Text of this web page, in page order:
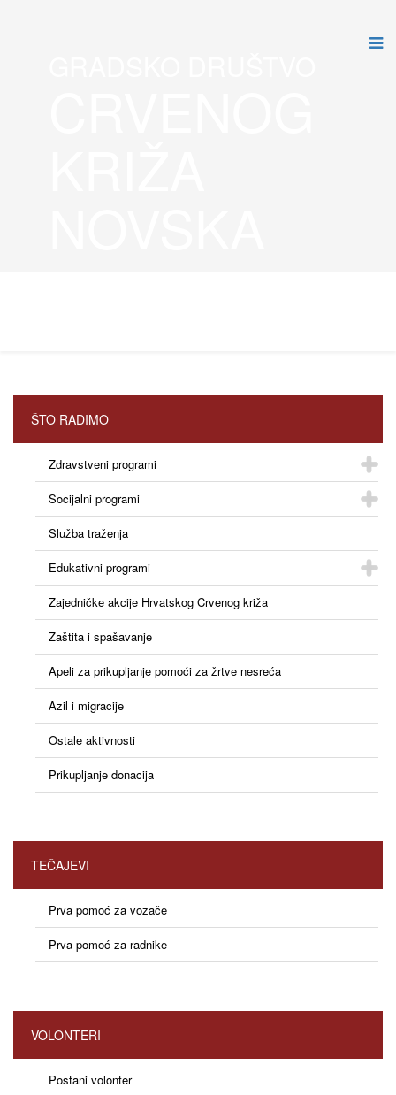
ŠTO RADIMO
Zdravstveni programi
Socijalni programi
Služba traženja
Edukativni programi
Zajedničke akcije Hrvatskog Crvenog križa
Zaštita i spašavanje
Apeli za prikupljanje pomoći za žrtve nesreća
Azil i migracije
Ostale aktivnosti
Prikupljanje donacija
TEČAJEVI
Prva pomoć za vozače
Prva pomoć za radnike
VOLONTERI
Postani volonter